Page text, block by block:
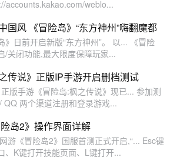
accounts.kakao.com/weblo...
国风 《冒险岛》“东方神州”嗨翻魔都
》日前开启新版“东方神州”。 以... 《冒险
/关闭功能,最大限度保障玩家...
传说》正版IP手游开启删档测试
版手游《冒险岛:枫之传说》现已... 参加测
QQ 两个渠道注册和登录游戏...
岛2》操作界面详解
游《冒险岛2》国服首测正式开启,“... Esc键
、K键打开技能页面、L键打开...